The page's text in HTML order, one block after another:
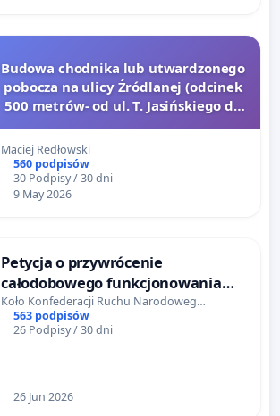
Budowa chodnika lub utwardzonego
pobocza na ulicy Źródlanej (odcinek
500 metrów- od ul. T. Jasińskiego do
Maciej Redłowski
560 podpisów
30 Podpisy / 30 dni
9 May 2026
Petycja o przywrócenie
całodobowego funkcjonowania
Zespołu Ratownictwa
Medycznego w Jednorożcu.
Koło Konfederacji Ruchu Narodoweg…
563 podpisów
26 Podpisy / 30 dni
26 Jun 2026